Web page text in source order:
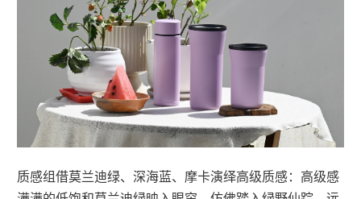
质感组借莫兰迪绿、深海蓝、摩卡演绎高级质感：高级感